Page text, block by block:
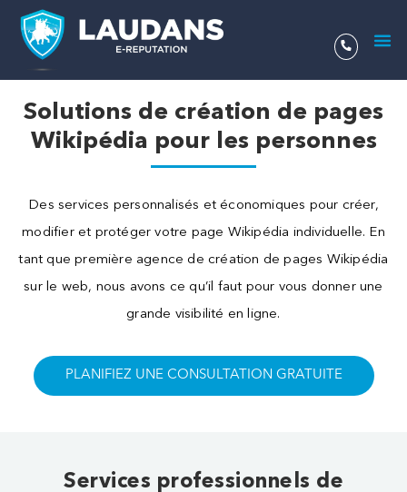
Aller
contenu
Solutions de création de pages
Wikipédia pour les personnes
Des services personnalisés et économiques pour créer,
modifier et protéger votre page Wikipédia individuelle. En
tant que première agence de création de pages Wikipédia
sur le web, nous avons ce qu’il faut pour vous donner une
grande visibilité en ligne.
PLANIFIEZ UNE CONSULTATION GRATUITE
Services professionnels de